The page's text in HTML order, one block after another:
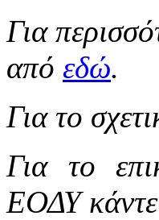
Για
από εδώ.
Για το
Για το
ΕΟΔΥ κάντε